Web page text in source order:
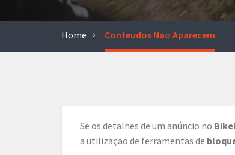
Home Conteudos Nao Aparecem
Se os detalhes de um anúncio no
a utilização de ferramentas de